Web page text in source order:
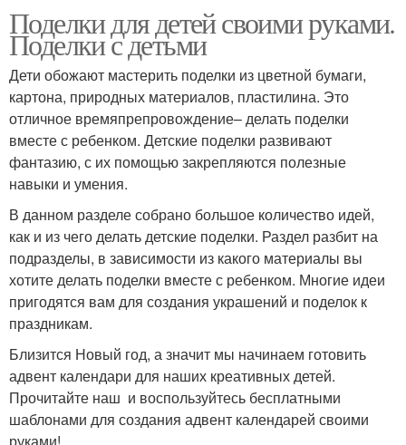
Поделки для детей своими руками.
Поделки с детьми
Дети обожают мастерить поделки из цветной бумаги,
картона, природных материалов, пластилина. Это
отличное времяпрепровождение– делать поделки
вместе с ребенком. Детские поделки развивают
фантазию, с их помощью закрепляются полезные
навыки и умения.
В данном разделе собрано большое количество идей,
как и из чего делать детские поделки. Раздел разбит на
подразделы, в зависимости из какого материалы вы
хотите делать поделки вместе с ребенком. Многие идеи
пригодятся вам для создания украшений и поделок к
праздникам.
Близится Новый год, а значит мы начинаем готовить
адвент календари для наших креативных детей.
Прочитайте наш и воспользуйтесь бесплатными
шаблонами для создания адвент календарей своими